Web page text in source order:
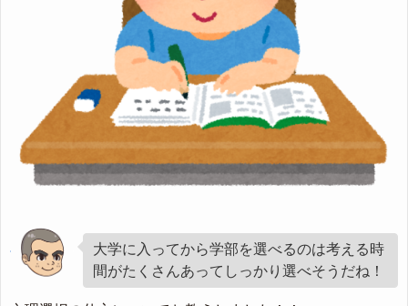
大学に入ってから学部を選べるのは考える時
間がたくさんあってしっかり選べそうだね！